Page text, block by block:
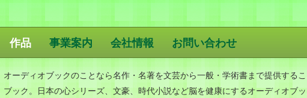
ことのは出版
作品 事業案内 会社情報 お問い合わせ
オーディオブックのことなら名作・名著を文芸から一般・学術書まで提供する
ブック。日本の心シリーズ、文豪、時代小説など脳を健康にするオーディオブッ